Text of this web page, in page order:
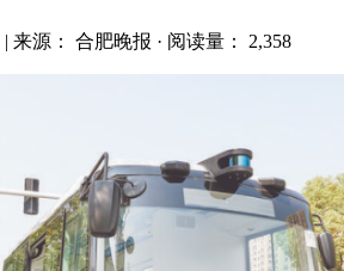
| 来源： 合肥晚报 · 阅读量： 2,358